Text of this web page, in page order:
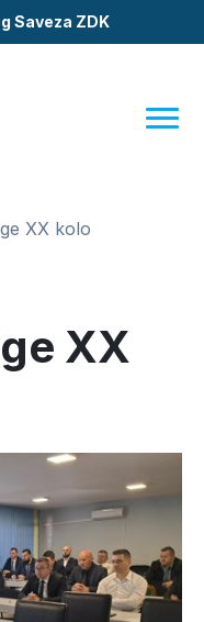
Saveza ZDK
XX kolo
XX